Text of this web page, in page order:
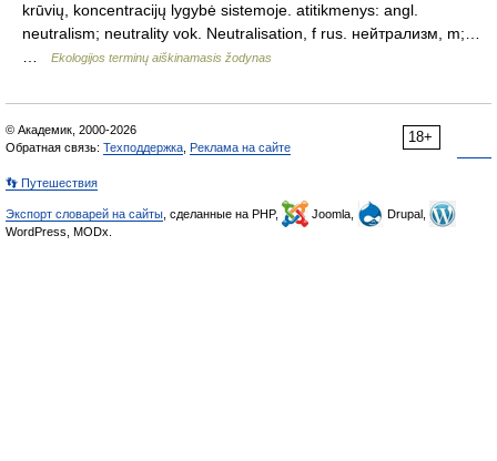
krūvių, koncentracijų lygybė sistemoje. atitikmenys: angl.
neutralism; neutrality vok. Neutralisation, f rus. нейтрализм, m;…
Ekologijos terminų aiškinamasis žodynas
18+
© Академик, 2000-2026
Обратная связь: Техподдержка Реклама на сайте
👣 Путешествия
Экспорт словарей на сайты , сделанные на PHP, Joomla,
Drupal,
WordPress, MODx.